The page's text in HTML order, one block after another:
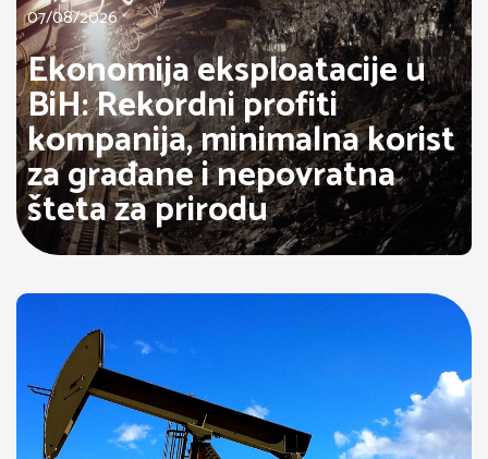
07/08/2026
Ekonomija eksploatacije u
BiH: Rekordni profiti
kompanija, minimalna korist
za građane i nepovratna
šteta za prirodu